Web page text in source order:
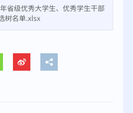
省级优秀大学生、优秀学生干部
树名单.xlsx